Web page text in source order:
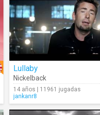
Lullaby
Nickelback
14 años | 11961 jugadas
jankanr8